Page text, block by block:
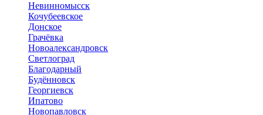
Невинномысск
Кочубеевское
Донское
Грачёвка
Новоалександровск
Светлоград
Благодарный
Будённовск
Георгиевск
Ипатово
Новопавловск